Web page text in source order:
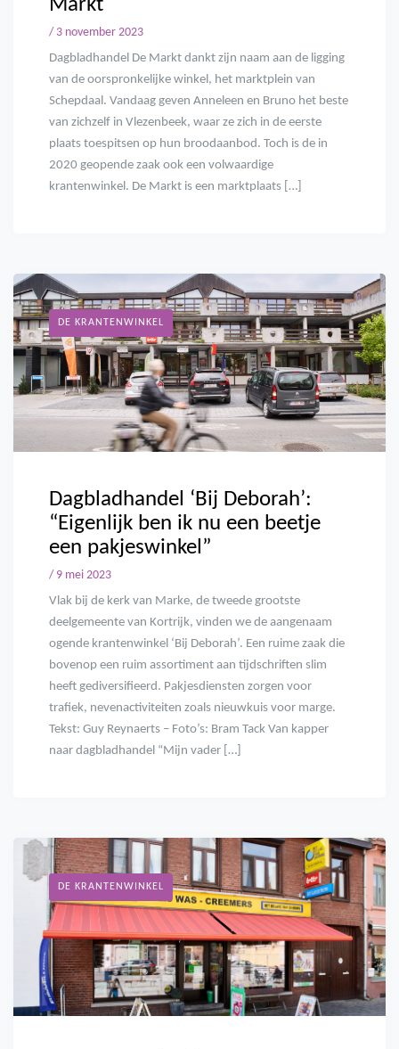
Markt
/ 3 november 2023
Dagbladhandel De Markt dankt zijn naam aan de ligging
van de oorspronkelijke winkel, het marktplein van
Schepdaal. Vandaag geven Anneleen en Bruno het beste
van zichzelf in Vlezenbeek, waar ze zich in de eerste
plaats toespitsen op hun broodaanbod. Toch is de in
2020 geopende zaak ook een volwaardige
krantenwinkel. De Markt is een marktplaats […]
DE KRANTENWINKEL
Dagbladhandel ‘Bij Deborah’:
“Eigenlijk ben ik nu een beetje
een pakjeswinkel”
/ 9 mei 2023
Vlak bij de kerk van Marke, de tweede grootste
deelgemeente van Kortrijk, vinden we de aangenaam
ogende krantenwinkel ‘Bij Deborah’. Een ruime zaak die
bovenop een ruim assortiment aan tijdschriften slim
heeft gediversifieerd. Pakjesdiensten zorgen voor
trafiek, nevenactiviteiten zoals nieuwkuis voor marge.
Tekst: Guy Reynaerts – Foto’s: Bram Tack Van kapper
naar dagbladhandel “Mijn vader […]
DE KRANTENWINKEL